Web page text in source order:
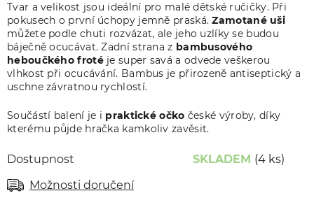
Tvar a velikost jsou ideální pro malé dětské ručičky. Při
pokusech o první úchopy jemně praská.Zamotané uši
můžete podle chuti rozvázat, ale jeho uzlíky se budou
báječně ocucávat. Zadní strana z bambusového
heboučkého frotéje super savá a odvede veškerou
vlhkost při ocucávání. Bambus je přirozeně antiseptický a
uschne závratnou rychlostí.
Součástí balení je i praktické očko české výroby, díky
kterému půjde hračka kamkoliv zavěsit.
Dostupnost SKLADEM (4 ks)
Možnosti doručení